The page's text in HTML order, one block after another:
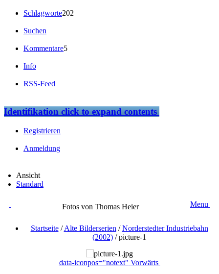
Schlagworte202
Suchen
Kommentare5
Info
RSS-Feed
Identifikationclick to expand contents
Registrieren
Anmeldung
Ansicht
Standard
Fotos von Thomas Heier Menu
Startseite/Alte Bilderserien /Norderstedter Industriebahn
(2002) /picture-1
data-iconpos="notext" Vorwärts